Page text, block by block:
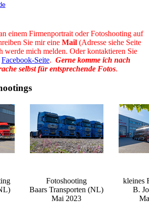
einem Firmenportrait oder Fotoshooting auf
Sie mir eine Mail (Adresse siehe Seite
werde mich melden. Oder kontaktieren Sie
Facebook-Seite. Gerne komme ich nach
selbst für entsprechende Fotos.
Fotoshooting
Baars Transporten (NL)
Mai 2023
kleines
B.